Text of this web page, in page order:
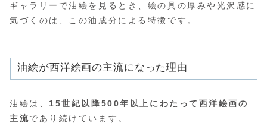
ギャラリーで油絵を見るとき、絵の具の厚みや光沢感に
気づくのは、この油成分による特徴です。
油絵が西洋絵画の主流になった理由
油絵は、 15世紀以降500年以上にわたって西洋絵画の
主流であり続けています。